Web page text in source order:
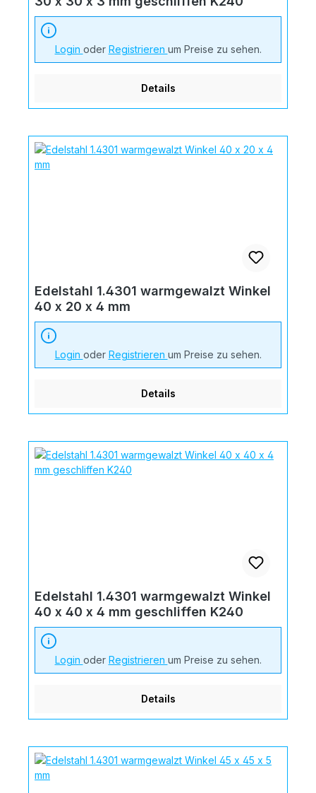
Login oder Registrieren um Preise zu sehen.
Details
Edelstahl 1.4301 warmgewalzt Winkel
40 x 20 x 4 mm
Login oder Registrieren um Preise zu sehen.
Details
Edelstahl 1.4301 warmgewalzt Winkel
40 x 40 x 4 mm geschliffen K240
Login oder Registrieren um Preise zu sehen.
Details